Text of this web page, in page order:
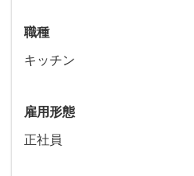
職種
キッチン
雇用形態
正社員